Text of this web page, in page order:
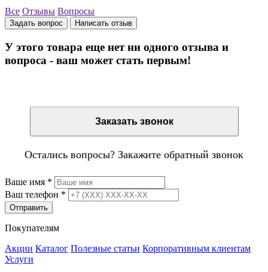
Все Отзывы Вопросы
Задать вопрос Написать отзыв
У этого товара еще нет ни одного отзыва и
вопроса - ваш может стать первым!
Заказать звонок
Остались вопросы? Закажите обратный звонок
Ваше имя *
Ваш телефон *
Отправить
Покупателям
Акции Каталог Полезные статьи Корпоративным клиентам
Услуги